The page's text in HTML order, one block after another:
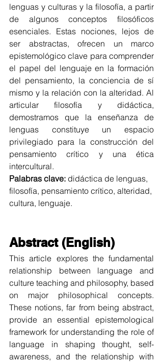
lenguas y culturas y la filosofía, a partir
de algunos conceptos filosóficos
esenciales. Estas nociones, lejos de
ser abstractas, ofrecen un marco
epistemológico clave para comprender
el papel del lenguaje en la formación
del pensamiento, la conciencia de sí
mismo y la relación con la alteridad. Al
articular filosofía y didáctica,
demostramos que la enseñanza de
lenguas constituye un espacio
privilegiado para la construcción del
pensamiento crítico y una ética
intercultural.
Palabras clave: didáctica de lenguas,
filosofía, pensamiento crítico, alteridad,
cultura, lenguaje.
Abstract (English)
This article explores the fundamental
relationship between language and
culture teaching and philosophy, based
on major philosophical concepts.
These notions, far from being abstract,
provide an essential epistemological
framework for understanding the role of
language in shaping thought, self-
awareness, and the relationship with